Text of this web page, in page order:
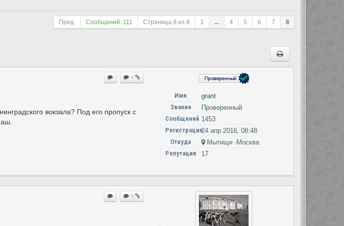
Пред. Сообщений: 111 Страница 8 из 8 1 ... 4 5 6 7 8
+
вокзала? Под его пропуск с
Имя
grant
Звание
Проверенный
Сообщений 1453
Регистрация24 апр 2016, 08:48
Откуда
Мытищи -Москва
Репутация
17
+